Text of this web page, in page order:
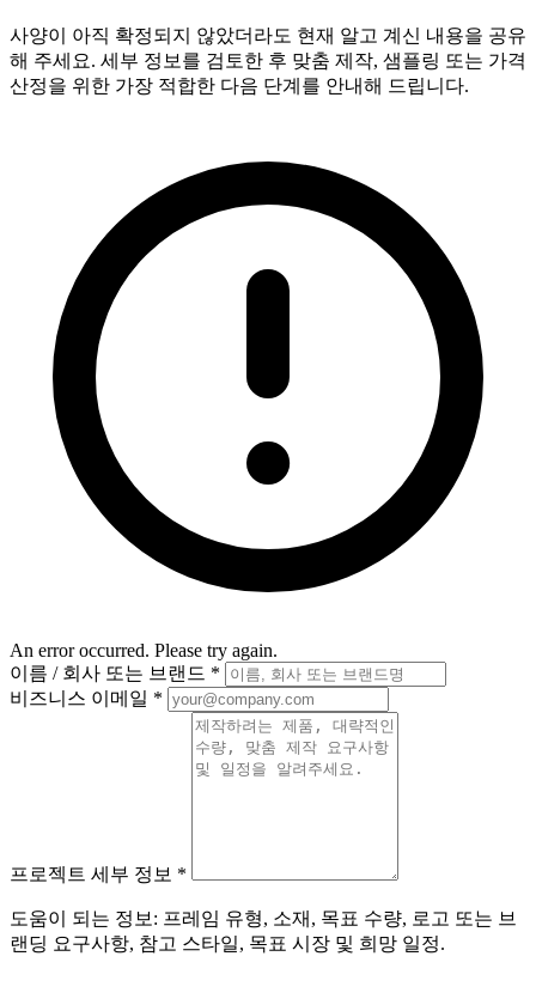
사양이 아직 확정되지 않았더라도 현재 알고 계신 내용을 공유
해 주세요. 세부 정보를 검토한 후 맞춤 제작, 샘플링 또는 가격
산정을 위한 가장 적합한 다음 단계를 안내해 드립니다.
An error occurred. Please try again.
이름 / 회사 또는 브랜드 *
비즈니스 이메일 *
프로젝트 세부 정보 *
도움이 되는 정보: 프레임 유형, 소재, 목표 수량, 로고 또는 브
랜딩 요구사항, 참고 스타일, 목표 시장 및 희망 일정.